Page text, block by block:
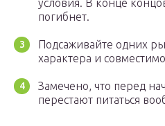
условия. В конце
погибнет.
Подсаживайте одних
характера и
Замечено, что перед
перестают питаться